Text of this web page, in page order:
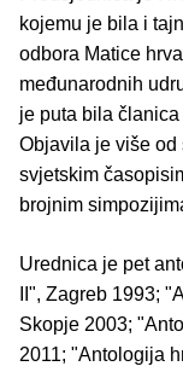
kojemu je bila i
odbora Matice
međunarodnih
je puta bila
Objavila je više od
svjetskim
brojnim
Urednica je pet
II", Zagreb 1993;
Skopje 2003;
2011; "Antologija